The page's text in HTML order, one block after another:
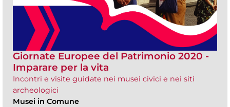
Giornate Europee del Patrimonio 2020 -
Imparare per la vita
Incontri e visite guidate nei musei civici e nei siti
archeologici
Musei in Comune